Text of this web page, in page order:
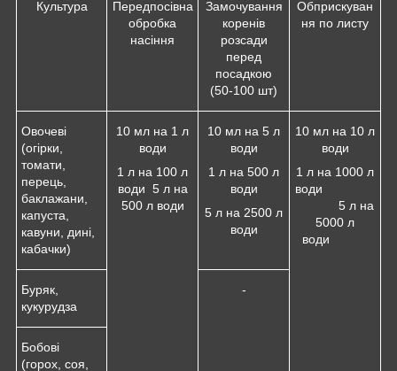
Культура
Передпосівна
обробка
насіння
Замочування
коренів
розсади
перед
посадкою
(50-100 шт)
Обприскуван
ня по листу
Овочеві
(огірки,
томати,
перець,
баклажани,
капуста,
кавуни, дині,
кабачки)
10 мл на 1 л
води
1 л на 100 л
води 5 л на
500 л води
10 мл на 5 л
води
1 л на 500 л
води
5 л на 2500 л
води
10 мл на 10 л
води
1 л на 1000 л
води
5 л на
5000 л
води
Буряк,
кукурудза
-
Бобові
(горох, соя,